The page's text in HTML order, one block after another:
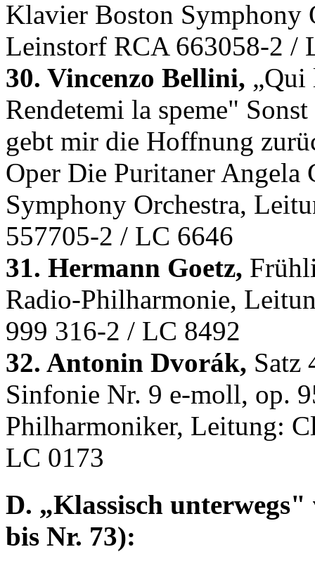
Klavier Boston Symphony
Leinstorf RCA 663058-2 /
30. Vincenzo Bellini, „Qui
Rendetemi la speme"
gebt mir die Hoffnung
Oper Die Puritaner Angela
Symphony Orchestra,
557705-2 / LC 6646
31. Hermann Goetz,
Radio-Philharmonie,
999 316-2 / LC 8492
32. Antonin Dvorák, Satz
Sinfonie Nr. 9 e-moll, op.
Philharmoniker, Leitung:
LC 0173
D. „Klassisch
bis Nr. 73):